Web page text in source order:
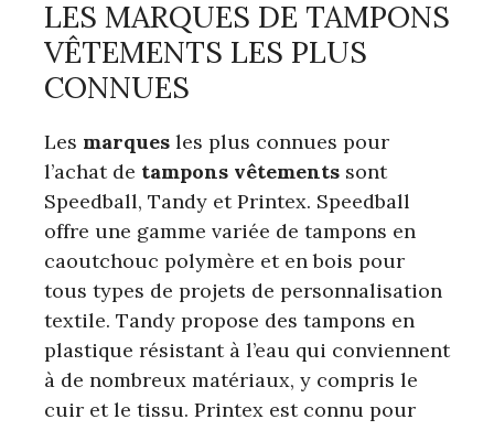
LES MARQUES DE TAMPONS
VÊTEMENTS LES PLUS
CONNUES
Les marques les plus connues pour
l’achat de tampons vêtements sont
Speedball, Tandy et Printex. Speedball
offre une gamme variée de tampons en
caoutchouc polymère et en bois pour
tous types de projets de personnalisation
textile. Tandy propose des tampons en
plastique résistant à l’eau qui conviennent
à de nombreux matériaux, y compris le
cuir et le tissu. Printex est connu pour